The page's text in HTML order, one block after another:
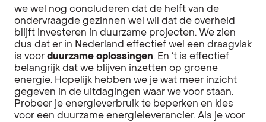
we wel nog concluderen dat de helft van de
ondervraagde gezinnen wel wil dat de overheid
blijft investeren in duurzame projecten. We zien
dus dat er in Nederland effectief wel een draagvlak
is voor duurzame oplossingen. En ‘t is effectief
belangrijk dat we blijven inzetten op groene
energie. Hopelijk hebben we je wat meer inzicht
gegeven in de uitdagingen waar we voor staan.
Probeer je energieverbruik te beperken en kies
voor een duurzame energieleverancier. Als je voor